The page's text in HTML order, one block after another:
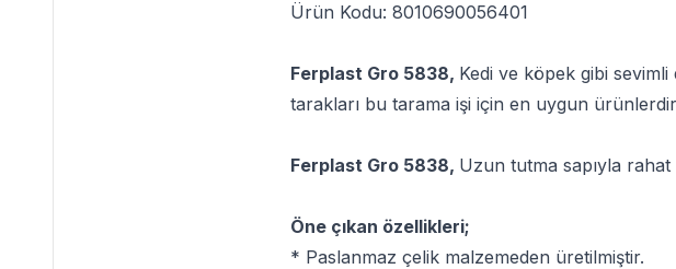
Ürün Kodu: 8010690056401
Ferplast Gro 5838, Kedi ve köpek gibi sevimli
tarakları bu tarama işi için en uygun
Ferplast Gro 5838, Uzun tutma sapıyla rahat
Öne çıkan özellikleri;
* Paslanmaz çelik malzemeden üretilmiştir.